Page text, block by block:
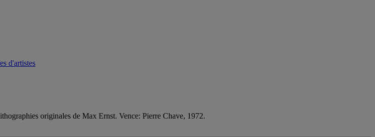
d'artistes
originales de Max Ernst. Vence: Pierre Chave, 1972.